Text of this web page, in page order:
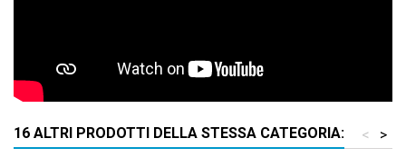
16 ALTRI PRODOTTI DELLA STESSA CATEGORIA: >
<